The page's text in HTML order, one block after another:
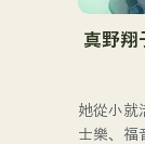
ている。
に、自身
真野翔
她從小就
士樂、福